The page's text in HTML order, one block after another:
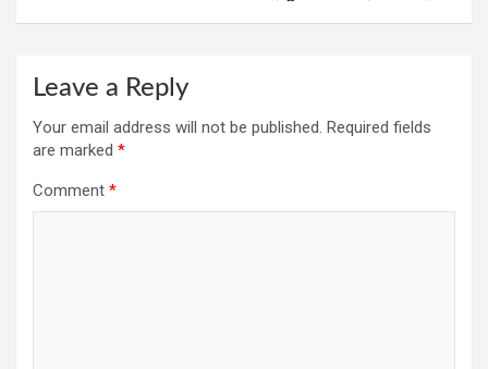
Leave a Reply
Your email address will not be published. Required fields
are marked *
Comment *